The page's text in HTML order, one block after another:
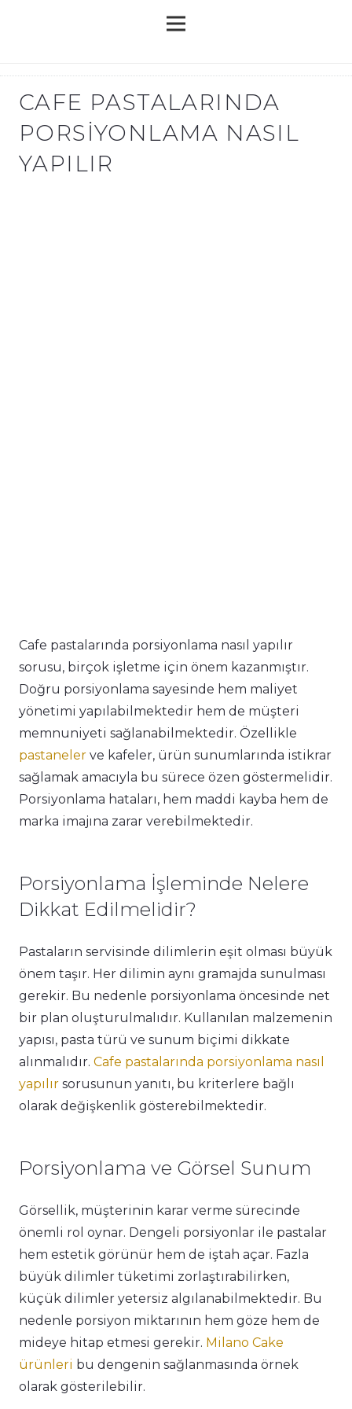
CAFE PASTALARINDA
PORSIYONLAMA NASIL
YAPILIR
Cafe pastalarında porsiyonlama nasıl yapılır
sorusu, birçok işletme için önem kazanmıştır.
Doğru porsiyonlama sayesinde hem maliyet
yönetimi yapılabilmektedir hem de müşteri
memnuniyeti sağlanabilmektedir. Özellikle
pastaneler ve kafeler, ürün sunumlarında istikrar
sağlamak amacıyla bu sürece özen göstermelidir.
Porsiyonlama hataları, hem maddi kayba hem de
marka imajına zarar verebilmektedir.
Porsiyonlama İşleminde Nelere
Dikkat Edilmelidir?
Pastaların servisinde dilimlerin eşit olması büyük
önem taşır. Her dilimin aynı gramajda sunulması
gerekir. Bu nedenle porsiyonlama öncesinde net
bir plan oluşturulmalıdır. Kullanılan malzemenin
yapısı, pasta türü ve sunum biçimi dikkate
alınmalıdır. Cafe pastalarında porsiyonlama nasıl
yapılır sorusunun yanıtı, bu kriterlere bağlı
olarak değişkenlik gösterebilmektedir.
Porsiyonlama ve Görsel Sunum
Görsellik, müşterinin karar verme sürecinde
önemli rol oynar. Dengeli porsiyonlar ile pastalar
hem estetik görünür hem de iştah açar. Fazla
büyük dilimler tüketimi zorlaştırabilirken,
küçük dilimler yetersiz algılanabilmektedir. Bu
nedenle porsiyon miktarının hem göze hem de
mideye hitap etmesi gerekir. Milano Cake
ürünleri bu dengenin sağlanmasında örnek
olarak gösterilebilir.